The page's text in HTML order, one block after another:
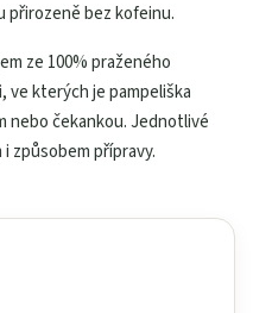
přirozeně bez kofeinu.
ze 100% praženého
ve kterých je pampeliška
nebo čekankou. Jednotlivé
způsobem přípravy.